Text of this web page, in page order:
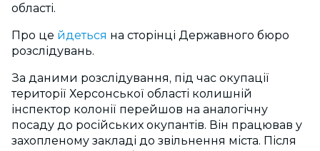
області.
Про це йдеться на сторінці Державного бюро
розслідувань.
За даними розслідування, під час окупації
території Херсонської області колишній
інспектор колонії перейшов на аналогічну
посаду до російських окупантів. Він працював у
захопленому закладі до звільнення міста. Після